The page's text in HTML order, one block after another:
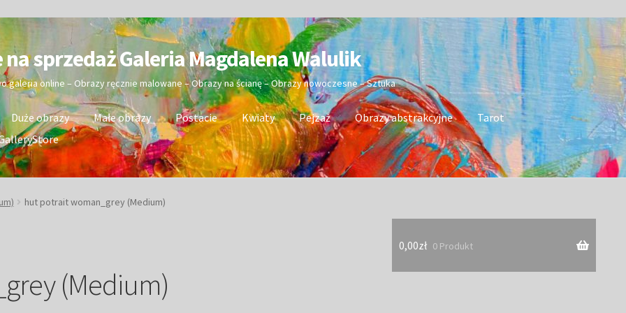
sprzedaż Galeria Magdalena Walulik
galeria online – Obrazy ręcznie malowane – Obrazy na ścianę – Obrazy nowoczesne – Sztuka
Duże obrazy Małe obrazy Postacie Kwiaty Pejzaż Obrazy abstrakcyjne
Tarot
0,00zł 0 Produkt
hut potrait woman_grey (Medium)
(Medium)